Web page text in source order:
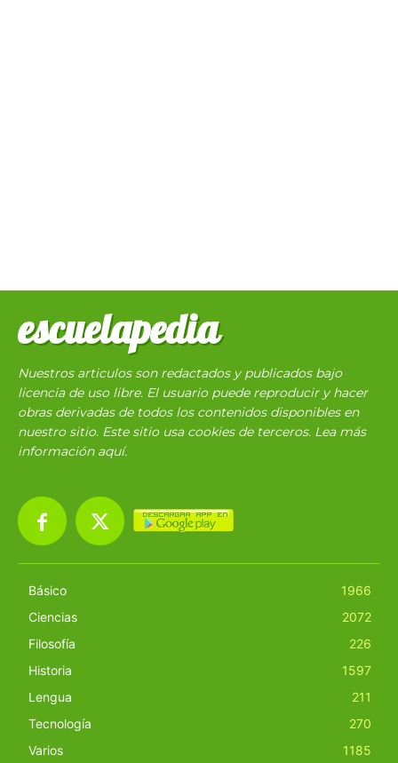
escuelapedia
Nuestros articulos son redactados y publicados bajo
licencia de uso libre. El usuario puede reproducir y hacer
obras derivadas de todos los contenidos disponibles en
nuestro sitio. Este sitio usa cookies de terceros. Lea más
información aquí.
Básico
1966
Ciencias
2072
Filosofía
226
Historia
1597
Lengua
211
Tecnología
270
Varios
1185